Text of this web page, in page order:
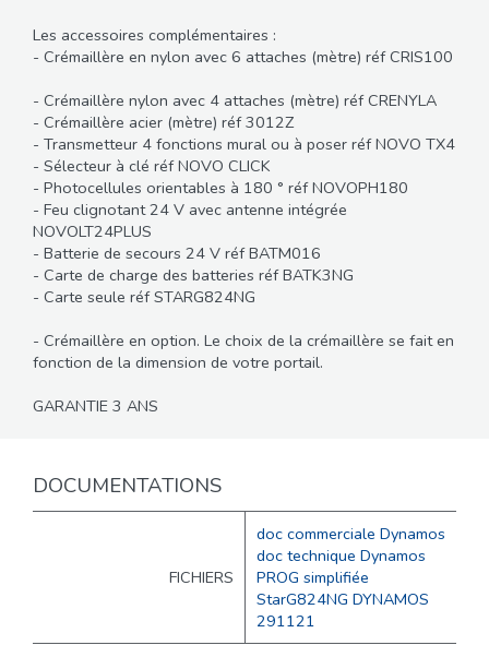
Les accessoires complémentaires :
- Crémaillère en nylon avec 6 attaches (mètre) réf CRIS100
- Crémaillère nylon avec 4 attaches (mètre) réf CRENYLA
- Crémaillère acier (mètre) réf 3012Z
- Transmetteur 4 fonctions mural ou à poser réf NOVO TX4
- Sélecteur à clé réf NOVO CLICK
- Photocellules orientables à 180 ° réf NOVOPH180
- Feu clignotant 24 V avec antenne intégrée
NOVOLT24PLUS
- Batterie de secours 24 V réf BATM016
- Carte de charge des batteries réf BATK3NG
- Carte seule réf STARG824NG
- Crémaillère en option. Le choix de la crémaillère se fait en
fonction de la dimension de votre portail.
GARANTIE 3 ANS
DOCUMENTATIONS
FICHIERS
doc commerciale Dynamos
doc technique Dynamos
PROG simplifiée
StarG824NG DYNAMOS
291121